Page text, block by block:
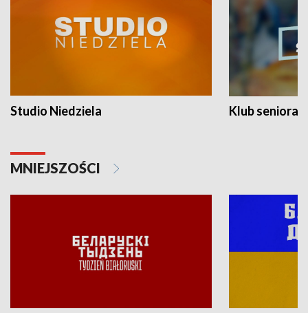
Studio Niedziela Klub seniora
MNIEJSZOŚCI